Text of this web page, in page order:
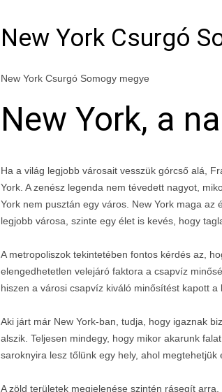
New York Csurgó
New York Csurgó Somogy megye
New York, a
Ha a világ legjobb városait vesszük górcső alá,
York. A zenész legenda nem tévedett nagyot,
York nem pusztán egy város. New York maga
legjobb városa, szinte egy élet is kevés, hogy
A metropoliszok tekintetében fontos kérdés az,
elengedhetetlen velejáró faktora a csapvíz
hiszen a városi csapvíz kiváló minősítést kapott a
Aki járt már New York-ban, tudja, hogy igaznak
alszik. Teljesen mindegy, hogy mikor akarunk
saroknyira lesz tőlünk egy hely, ahol megtehetjük
A zöld területek megjelenése szintén rásegít